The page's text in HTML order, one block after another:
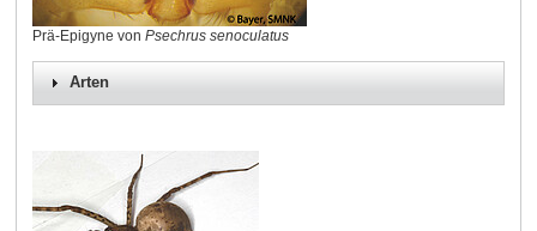
Prä-Epigyne von Psechrus senoculatus
Arten